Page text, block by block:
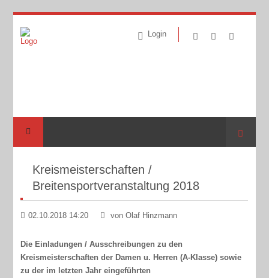
Login
Suche
Kreismeisterschaften /
Breitensportveranstaltung 2018
02.10.2018 14:20 von Olaf Hinzmann
Die Einladungen / Ausschreibungen zu den
Kreismeisterschaften der Damen u. Herren (A-Klasse) sowie
zu der im letzten Jahr eingeführten